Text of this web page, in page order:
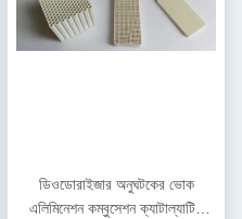
ডিওডোরাইজার অনুঘটকের ভোক
এলিমিনেশন কম্বুসেশন ক্যাটাল্যাটিক